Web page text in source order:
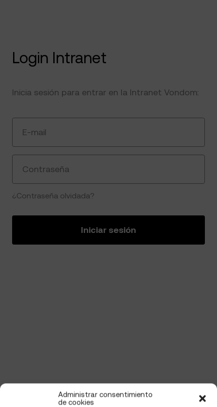
Administrar consentimiento
de cookies
Login Intranet
Inicia sesión para entrar en la Intranet Vondom:
E-mail
Contraseña
¿Contraseña olvidada?
Iniciar sesión